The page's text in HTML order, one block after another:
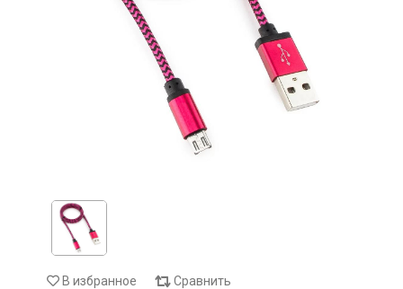
В избранное Сравнить